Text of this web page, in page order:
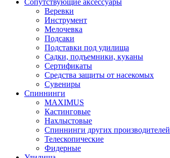
Сопутствующие аксессуары
Веревки
Инструмент
Мелочевка
Подсаки
Подставки под удилища
Садки, подъемники, куканы
Сертификаты
Средства защиты от насекомых
Сувениры
Спиннинги
MAXIMUS
Кастинговые
Нахлыстовые
Спиннинги других производителей
Телескопические
Фидерные